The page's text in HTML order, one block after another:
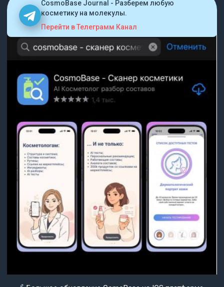
CosmoBase Journal - Разберем любую
косметику на молекулы.
Перейти в Телеграмм Канал